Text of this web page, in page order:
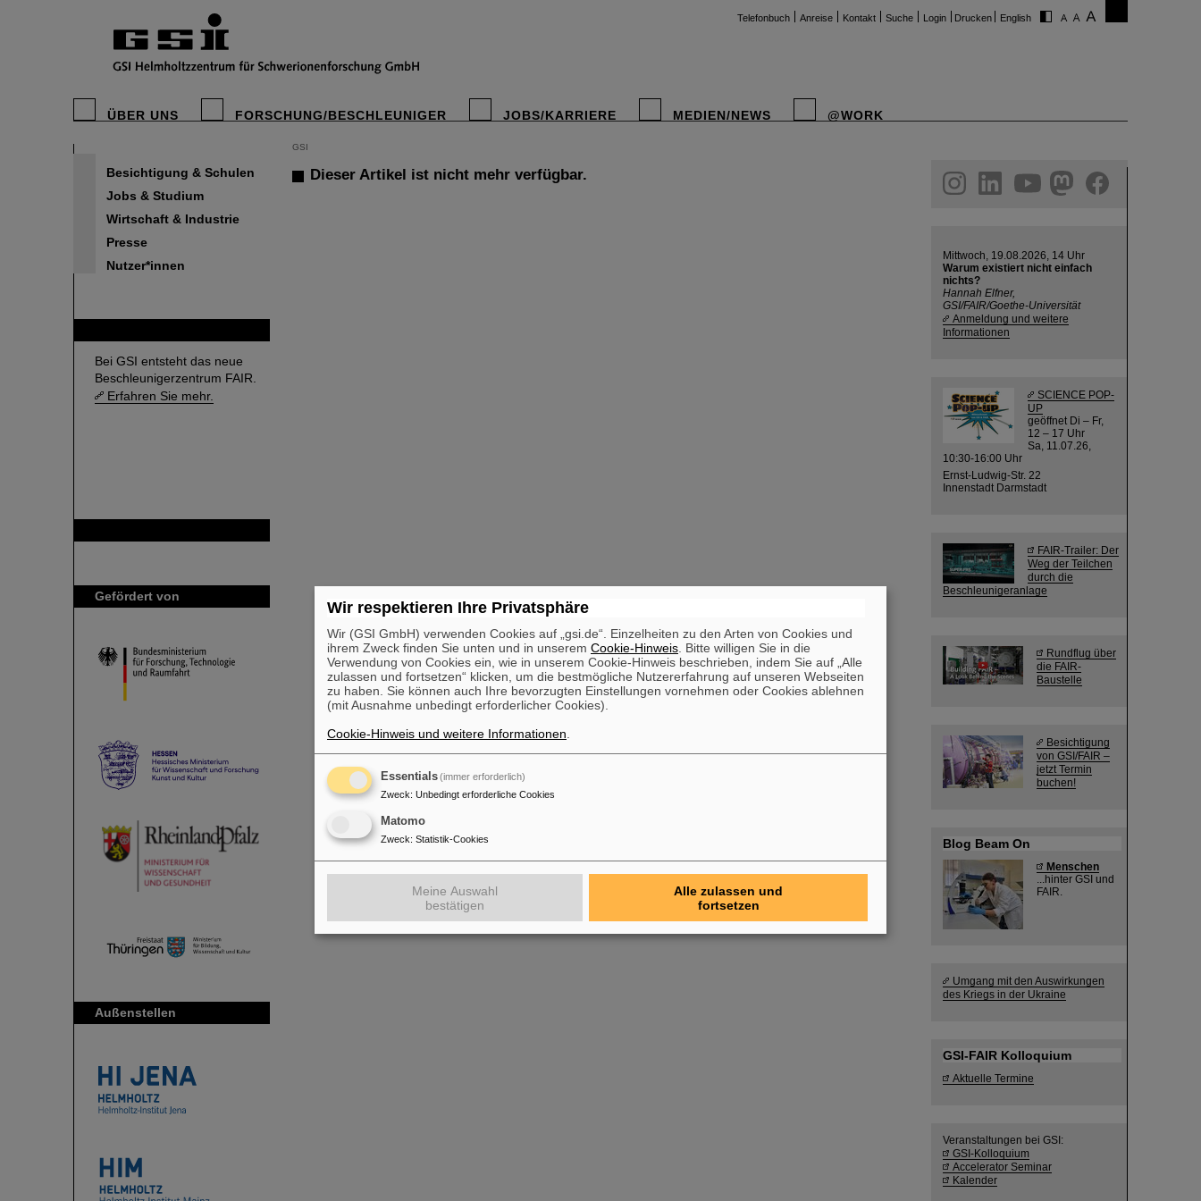
Telefonbuch Anreise Kontakt Suche Login Drucken English
ÜBER UNS FORSCHUNG/BESCHLEUNIGER JOBS/KARRIERE MEDIEN/NEWS @WORK
Besichtigung & Schulen
Jobs & Studium
Wirtschaft & Industrie
Presse
Nutzer*innen
Bei GSI entsteht das neue
Beschleunigerzentrum FAIR.
Erfahren Sie mehr.
Gefördert von
Außenstellen
GSI
Dieser Artikel ist nicht mehr verfügbar. helmholtz.social
facebook
Mittwoch, 19.08.2026, 14 Uhr
Warum existiert nicht einfach
nichts?
Hannah Elfner,
GSI/FAIR/Goethe-Universität
Anmeldung und weitere
Informationen
SCIENCE POP-
UP
geöffnet Di – Fr,
12 – 17 Uhr
Sa, 11.07.26,
10:30-16:00 Uhr
Ernst-Ludwig-Str. 22
Innenstadt Darmstadt
FAIR-Trailer: Der
Weg der Teilchen
durch die
Beschleunigeranlage
Rundflug über
die FAIR-
Baustelle
Besichtigung
von GSI/FAIR –
jetzt Termin
buchen!
Blog Beam On
Menschen
...hinter GSI und
FAIR.
Umgang mit den Auswirkungen
des Kriegs in der Ukraine
GSI-FAIR Kolloquium
Aktuelle Termine
Veranstaltungen bei GSI:
GSI-Kolloquium
Accelerator Seminar
Kalender
Wir respektieren Ihre Privatsphäre
Wir (GSI GmbH) verwenden Cookies auf „gsi.de“. Einzelheiten zu den Arten von Cookies und
ihrem Zweck finden Sie unten und in unserem Cookie-Hinweis . Bitte willigen Sie in die
Verwendung von Cookies ein, wie in unserem Cookie-Hinweis beschrieben, indem Sie auf „Alle
zulassen und fortsetzen“ klicken, um die bestmögliche Nutzererfahrung auf unseren Webseiten
zu haben. Sie können auch Ihre bevorzugten Einstellungen vornehmen oder Cookies ablehnen
(mit Ausnahme unbedingt erforderlicher Cookies).
Cookie-Hinweis und weitere Informationen
Essentials(immer erforderlich)
Zweck: Unbedingt erforderliche Cookies
Matomo
Zweck: Statistik-Cookies
Meine Auswahl
bestätigen
Alle zulassen und
fortsetzen